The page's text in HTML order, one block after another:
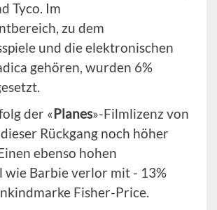
Tyco. Im
zu dem
und die elektronischen
gehören, wurden 6%
der «Planes»-Filmlizenz von
Rückgang noch höher
ebenso hohen
wie Barbie verlor mit - 13%
Fisher-Price.